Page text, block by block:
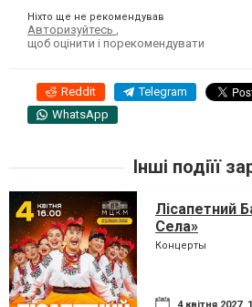
Ніхто ще не рекомендував
Авторизуйтесь
щоб оцінити і порекомендувати
Reddit Telegram
WhatsApp
Інші подіїї
Лісапетний
Села»
Концерты
4 квітня 2027,